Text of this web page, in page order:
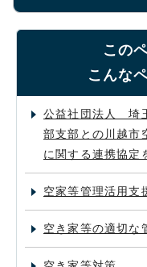
この
こんな
公益社団法人 埼
部支部との川越市
に関する連携協定
空家等管理活用支
空き家等の適切な